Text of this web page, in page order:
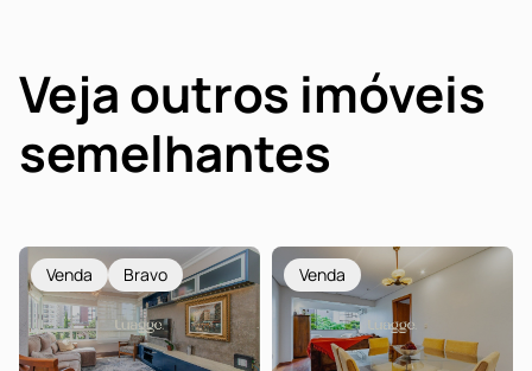
Veja outros imóveis
semelhantes
Venda Bravo Venda